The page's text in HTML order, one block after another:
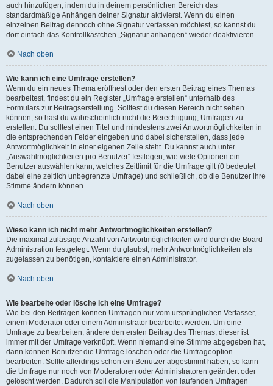
auch hinzufügen, indem du in deinem persönlichen Bereich das
standardmäßige Anhängen deiner Signatur aktivierst. Wenn du einen
einzelnen Beitrag dennoch ohne Signatur verfassen möchtest, so kannst du
dort einfach das Kontrollkästchen „Signatur anhängen“ wieder deaktivieren.
Nach oben
Wie kann ich eine Umfrage erstellen?
Wenn du ein neues Thema eröffnest oder den ersten Beitrag eines Themas
bearbeitest, findest du ein Register „Umfrage erstellen“ unterhalb des
Formulars zur Beitragserstellung. Solltest du diesen Bereich nicht sehen
können, so hast du wahrscheinlich nicht die Berechtigung, Umfragen zu
erstellen. Du solltest einen Titel und mindestens zwei Antwortmöglichkeiten in
die entsprechenden Felder eingeben und dabei sicherstellen, dass jede
Antwortmöglichkeit in einer eigenen Zeile steht. Du kannst auch unter
„Auswahlmöglichkeiten pro Benutzer“ festlegen, wie viele Optionen ein
Benutzer auswählen kann, welches Zeitlimit für die Umfrage gilt (0 bedeutet
dabei eine zeitlich unbegrenzte Umfrage) und schließlich, ob die Benutzer ihre
Stimme ändern können.
Nach oben
Wieso kann ich nicht mehr Antwortmöglichkeiten erstellen?
Die maximal zulässige Anzahl von Antwortmöglichkeiten wird durch die Board-
Administration festgelegt. Wenn du glaubst, mehr Antwortmöglichkeiten als
zugelassen zu benötigen, kontaktiere einen Administrator.
Nach oben
Wie bearbeite oder lösche ich eine Umfrage?
Wie bei den Beiträgen können Umfragen nur vom ursprünglichen Verfasser,
einem Moderator oder einem Administrator bearbeitet werden. Um eine
Umfrage zu bearbeiten, ändere den ersten Beitrag des Themas; dieser ist
immer mit der Umfrage verknüpft. Wenn niemand eine Stimme abgegeben hat,
dann können Benutzer die Umfrage löschen oder die Umfrageoption
bearbeiten. Sollte allerdings schon ein Benutzer abgestimmt haben, so kann
die Umfrage nur noch von Moderatoren oder Administratoren geändert oder
gelöscht werden. Dadurch soll die Manipulation von laufenden Umfragen